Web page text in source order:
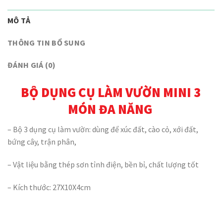
MÔ TẢ
THÔNG TIN BỔ SUNG
ĐÁNH GIÁ (0)
BỘ DỤNG CỤ LÀM VƯỜN MINI 3
MÓN ĐA NĂNG
– Bộ 3 dụng cụ làm vườn: dùng để xúc đất, cào cỏ, xới đất,
bứng cây, trận phân,
– Vật liệu bằng thép sơn tỉnh điện, bền bỉ, chất lượng tốt
– Kích thước: 27X10X4cm